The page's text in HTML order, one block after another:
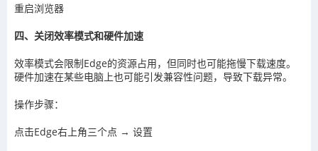
重启浏览器
四、关闭效率模式和硬件加速
效率模式会限制Edge的资源占用，但同时也可能拖慢下载速度。
硬件加速在某些电脑上也可能引发兼容性问题，导致下载异常。
操作步骤：
点击Edge右上角三个点 → 设置